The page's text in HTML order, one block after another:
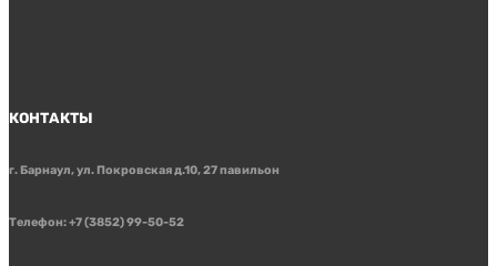
КОНТАКТЫ
г. Барнаул, ул. Покровская д.10, 27 павильон
Телефон: +7 (3852) 99-50-52